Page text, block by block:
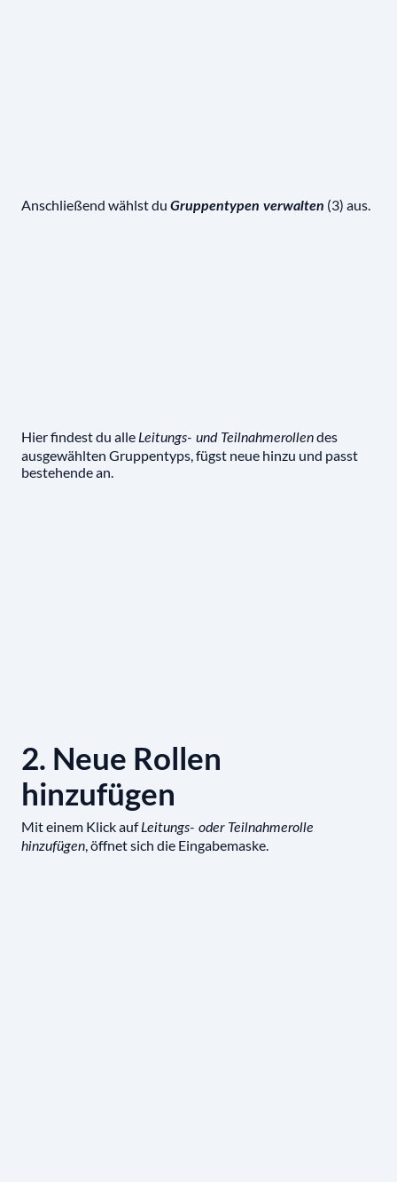
Anschließend wählst du Gruppentypen verwalten (3) aus.
Hier findest du alle Leitungs- und Teilnahmerollendes
ausgewählten Gruppentyps, fügst neue hinzu und passt
bestehende an.
2. Neue Rollen
hinzufügen
Mit einem Klick aufLeitungs- oder Teilnahmerolle
hinzufügen , öffnet sich die Eingabemaske.